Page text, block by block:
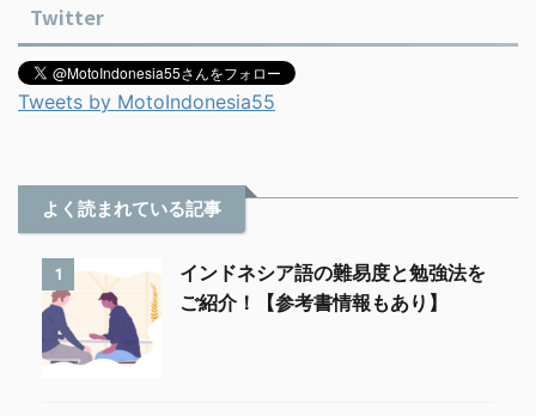
Twitter
Tweets by MotoIndonesia55
よく読まれている記事
1
インドネシア語の難易度と勉強法を
ご紹介！【参考書情報もあり】